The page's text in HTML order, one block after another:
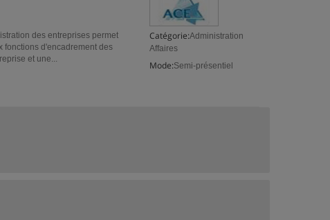
Catégorie:Administration
Affaires
Mode:Semi-présentiel
des entreprises permet
fonctions d'encadrement des
et une...